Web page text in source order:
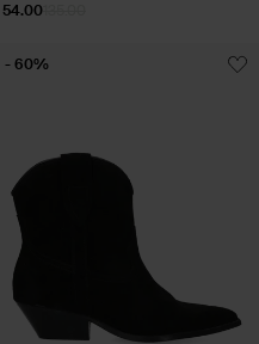
54.00
- 60%